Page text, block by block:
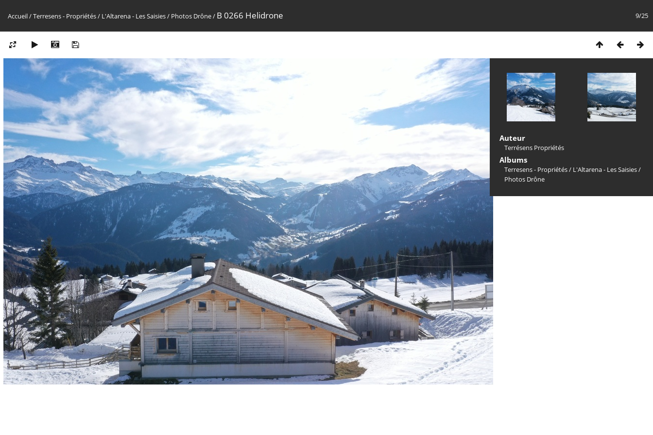
9/25
Accueil/Terresens - Propriétés/ L'Altarena - Les Saisies/ Photos Drône/ B 0266 Helidrone
Auteur
Terrésens Propriétés
Albums
Terresens - Propriétés/ L'Altarena - Les Saisies/
Photos Drône